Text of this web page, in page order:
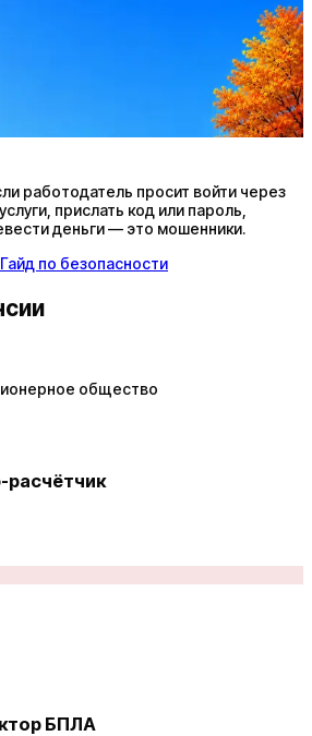
работодатель просит войти через
прислать код или пароль,
деньги — это мошенники.
Гайд по безопасности
общество
БПЛА